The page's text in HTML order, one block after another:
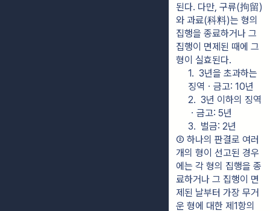
된다. 다만, 구류(拘留)
와 과료(科料)는 형의
집행을 종료하거나 그
집행이 면제된 때에 그
형이 실효된다.
1.  3년을 초과하는
징역ㆍ금고: 10년
2.  3년 이하의 징역
ㆍ금고: 5년
3.  벌금: 2년
② 하나의 판결로 여러
개의 형이 선고된 경우
에는 각 형의 집행을 종
료하거나 그 집행이 면
제된 날부터 가장 무거
운 형에 대한 제1항의